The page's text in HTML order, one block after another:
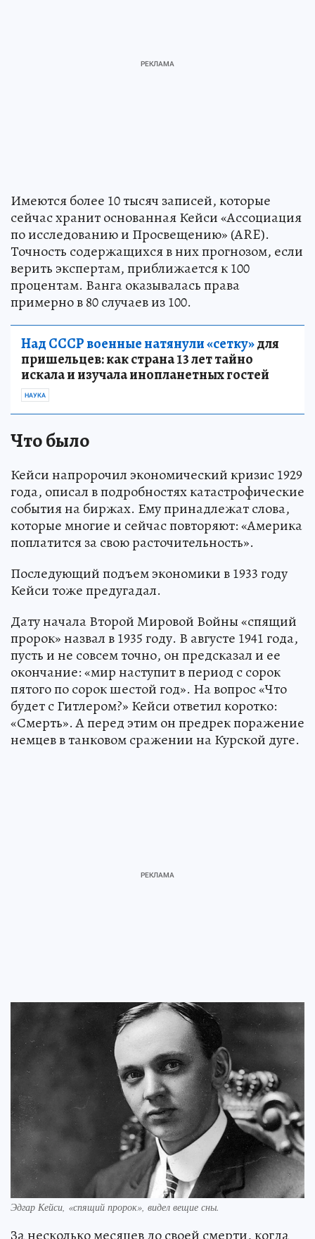
Имеются более 10 тысяч записей, которые
сейчас хранит основанная Кейси «Ассоциация
по исследованию и Просвещению» (ARE).
Точность содержащихся в них прогнозом, если
верить экспертам, приближается к 100
процентам. Ванга оказывалась права
примерно в 80 случаев из 100.
Над СССР военные натянули «сетку»для
пришельцев: как страна 13 лет тайно
искала и изучала инопланетных гостей
НАУКА
Что было
Кейси напророчил экономический кризис 1929
года, описал в подробностях катастрофические
события на биржах. Ему принадлежат слова,
которые многие и сейчас повторяют: «Америка
поплатится за свою расточительность».
Последующий подъем экономики в 1933 году
Кейси тоже предугадал.
Дату начала Второй Мировой Войны «спящий
пророк» назвал в 1935 году. В августе 1941 года,
пусть и не совсем точно, он предсказал и ее
окончание: «мир наступит в период с сорок
пятого по сорок шестой год». На вопрос «Что
будет с Гитлером?» Кейси ответил коротко:
«Смерть». А перед этим он предрек поражение
немцев в танковом сражении на Курской дуге.
Эдгар Кейси, «спящий пророк», видел вещие сны.